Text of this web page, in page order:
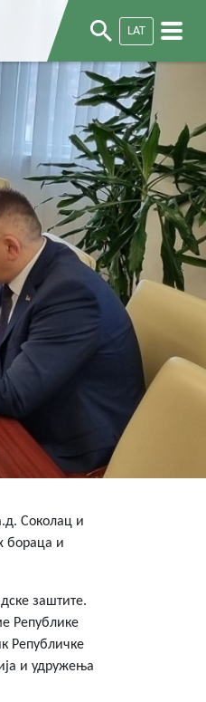
LAT
Соколац и
бораца и
заштите.
Републике
Републичке
и удружења